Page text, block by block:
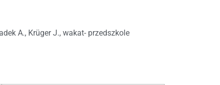
A., Krüger J., wakat- przedszkole